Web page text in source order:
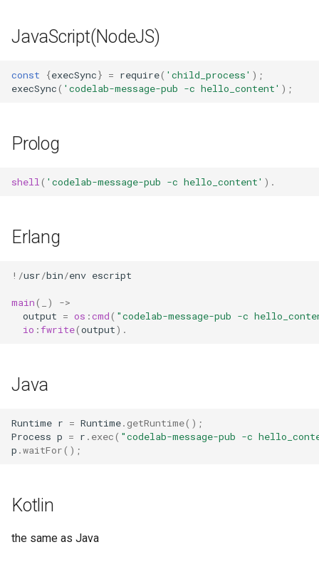
JavaScript(NodeJS)
const {execSync} = require( 'child_process' );
execSync( 'codelab-message-pub -c hello_content' );
Prolog
shell ( 'codelab-message-pub -c hello_content' ).
Erlang
!/usr/bin/env escript
main(_)
->
output = os :cmd( "codelab-message-pub -c
io :fwrite(output).
Java
Runtime r = Runtime. getRuntime();
Process p = r . exec( "codelab-message-pub -c
p .waitFor();
Kotlin
the same as Java